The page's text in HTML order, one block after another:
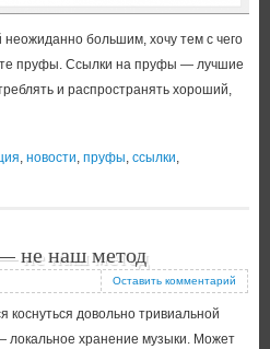
большим, хочу тем с чего
пруфы. Ссылки на пруфы — лучшие
и распространять хороший,
, новости, пруфы, ссылки,
не наш метод
Оставить комментарий
коснуться довольно тривиальной
локальное хранение музыки. Может